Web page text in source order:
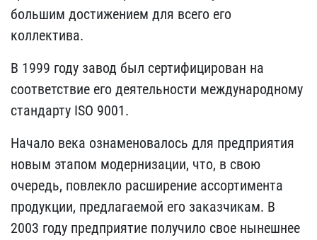
большим достижением для всего его
коллектива.
В 1999 году завод был сертифицирован на
соответствие его деятельности международному
стандарту ISO 9001.
Начало века ознаменовалось для предприятия
новым этапом модернизации, что, в свою
очередь, повлекло расширение ассортимента
продукции, предлагаемой его заказчикам. В
2003 году предприятие получило свое нынешнее